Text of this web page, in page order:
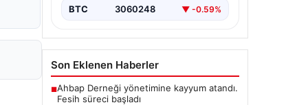
BTC 3060248 ▼ -0.59%
Son Eklenen Haberler
■Ahbap Derneği yönetimine kayyum atandı.
Fesih süreci başladı